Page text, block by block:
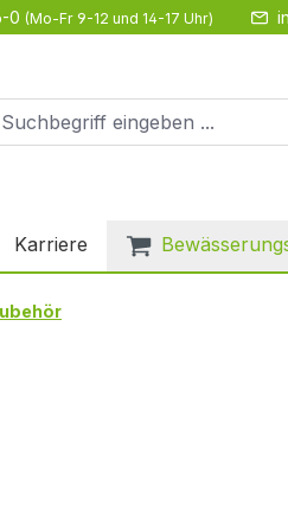
0 (Mo-Fr 9-12 und 14-17 Uhr)
Karriere